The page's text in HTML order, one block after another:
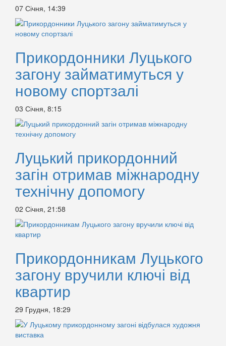
07 Січня, 14:39
Прикордонники Луцького
загону займатимуться у
новому спортзалі
03 Січня, 8:15
Луцький прикордонний
загін отримав міжнародну
технічну допомогу
02 Січня, 21:58
Прикордонникам Луцького
загону вручили ключі від
квартир
29 Грудня, 18:29